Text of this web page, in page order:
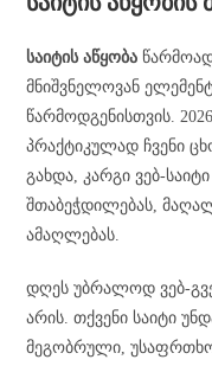
საიტის აწყობა
მნიშვნელოვან
წარმოდგენისთვის.
პრაქტიკულად ჩვენი
გახდა, კარგი ვებ-
შთაბეჭდილებას,
ამაღლებას.
დღეს უბრალოდ ვებ-
არის. თქვენი საიტი
მეგობრული,